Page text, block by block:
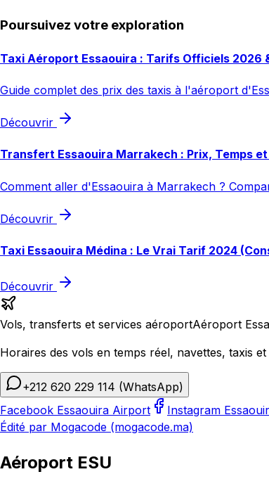
Poursuivez votre exploration
Taxi Aéroport Essaouira : Tarifs Officiels 2026
Guide complet des prix des taxis à l'aéroport
Découvrir
Transfert Essaouira Marrakech : Prix, Temps
Comment aller d'Essaouira à Marrakech ?
Découvrir
Taxi Essaouira Médina : Le Vrai Tarif 2024
Découvrir
Vols, transferts et services aéroportAéroport
Horaires des vols en temps réel, navettes, taxis
+212 620 229 114 (WhatsApp)
Facebook Essaouira Airport
Instagram
Édité par Mogacode (mogacode.ma)
Aéroport ESU